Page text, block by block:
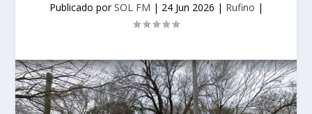
Publicado porSOL FM | 24 Jun 2026 | Rufino |